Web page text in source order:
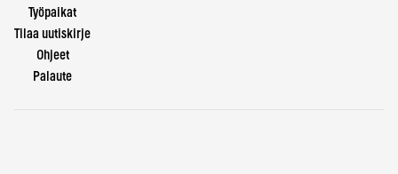
Työpaikat
Tilaa uutiskirje
Ohjeet
Palaute